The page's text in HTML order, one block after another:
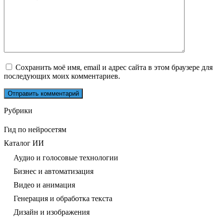
Сохранить моё имя, email и адрес сайта в этом браузере для
последующих моих комментариев.
Рубрики
Гид по нейросетям
Каталог ИИ
Аудио и голосовые технологии
Бизнес и автоматизация
Видео и анимация
Генерация и обработка текста
Дизайн и изображения